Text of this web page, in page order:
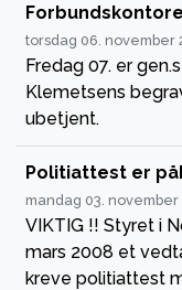
torsdag 06. november
Fredag 07. er
Klemetsens
ubetjent.
Politiattest er
mandag 03. november
VIKTIG !! Styret i
mars 2008 et
kreve politiattest